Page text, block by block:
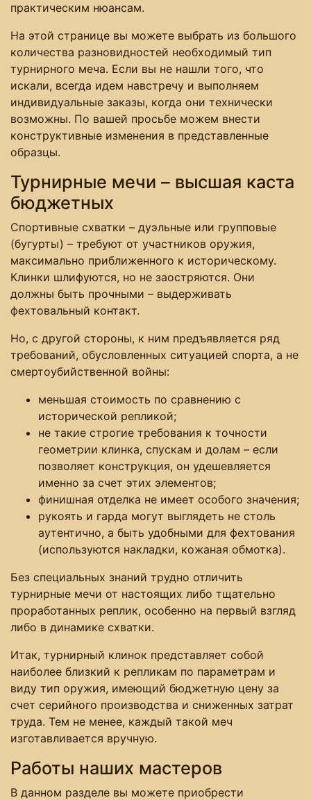
практическим нюансам.
На этой странице вы можете выбрать из большого
количества разновидностей необходимый тип
турнирного меча. Если вы не нашли того, что
искали, всегда идем навстречу и выполняем
индивидуальные заказы, когда они технически
возможны. По вашей просьбе можем внести
конструктивные изменения в представленные
образцы.
Турнирные мечи – высшая каста
бюджетных
Спортивные схватки – дуэльные или групповые
(бугурты) – требуют от участников оружия,
максимально приближенного к историческому.
Клинки шлифуются, но не заостряются. Они
должны быть прочными – выдерживать
фехтовальный контакт.
Но, с другой стороны, к ним предъявляется ряд
требований, обусловленных ситуацией спорта, а не
смертоубийственной войны:
меньшая стоимость по сравнению с
исторической репликой;
не такие строгие требования к точности
геометрии клинка, спускам и долам – если
позволяет конструкция, он удешевляется
именно за счет этих элементов;
финишная отделка не имеет особого значения;
рукоять и гарда могут выглядеть не столь
аутентично, а быть удобными для фехтования
(используются накладки, кожаная обмотка).
Без специальных знаний трудно отличить
турнирные мечи от настоящих либо тщательно
проработанных реплик, особенно на первый взгляд
либо в динамике схватки.
Итак, турнирный клинок представляет собой
наиболее близкий к репликам по параметрам и
виду тип оружия, имеющий бюджетную цену за
счет серийного производства и сниженных затрат
труда. Тем не менее, каждый такой меч
изготавливается вручную.
Работы наших мастеров
В данном разделе вы можете приобрести